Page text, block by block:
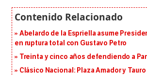
Abelardo de la Espriella asume
en ruptura total con Gustavo Petro
Treinta y cinco años defendiendo a
Clásico Nacional: Plaza Amador y